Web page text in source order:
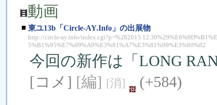
動画
■ 東ユ13b「Circle-AY.Info」の出展物
http://circle-ay.info/
5%B1%95%E7%89%A9%E3%81%A7%E3%81%99%E3%80%82
今回の新作は「LONG
[コメ] [編] [消] (+584)